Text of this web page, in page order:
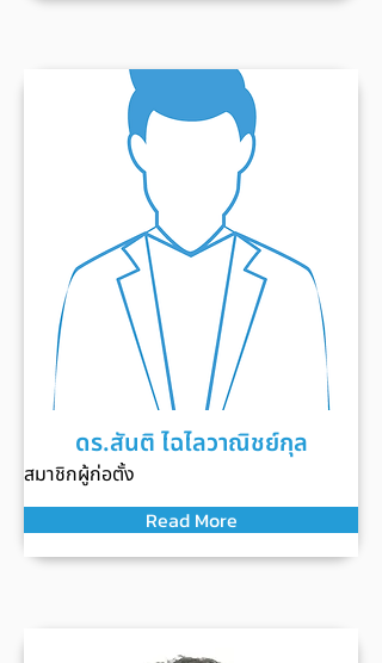
ดร.สันติ ไฉไลวาณิชย์กุล
สมาชิกผู้ก่อตั้ง
Read More